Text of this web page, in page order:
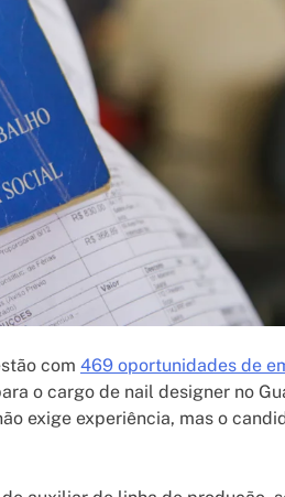
com 469 oportunidades de
o cargo de nail designer no
exige experiência, mas o